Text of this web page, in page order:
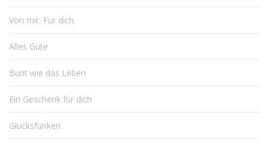
Von mir. Für dich.
Alles Gute
Bunt wie das Leben
Ein Geschenk für dich
Glücksfunken